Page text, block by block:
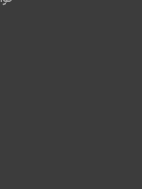
ایده آل است اما
سوئیس اوتل د
داشته باشید،
را